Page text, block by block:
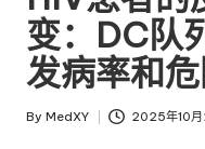
I
变：DC队
发病率和
Posted
By MedXY 2025年10月